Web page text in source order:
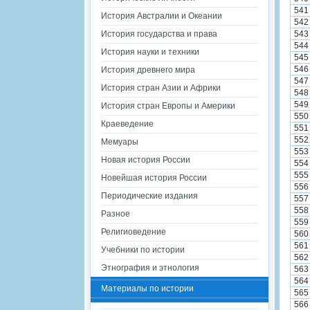
541
542
543
544
545
546
547
548
549
550
551
552
553
554
555
556
557
558
559
560
561
562
563
564
565
566
История Австралии и Океании
История государства и права
История науки и техники
История древнего мира
История стран Азии и Африки
История стран Европы и Америки
Краеведение
Мемуары
Новая история России
Новейшая история России
Периодические издания
Разное
Религиоведение
Учебники по истории
Этнография и этнология
Материалы по истории